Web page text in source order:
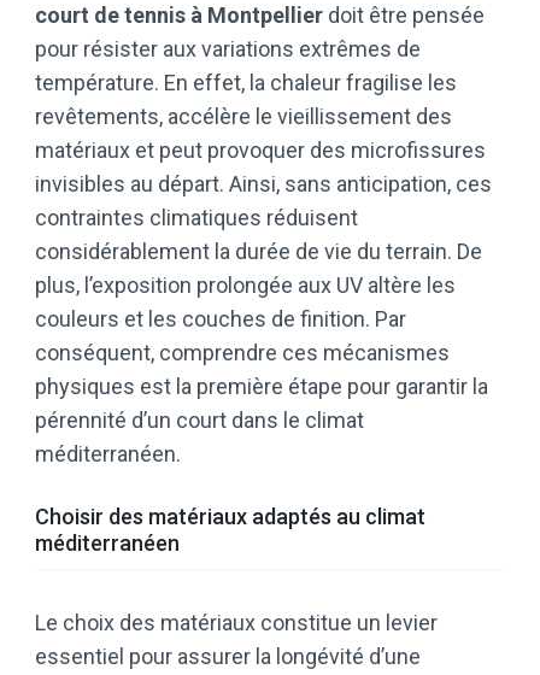
court de tennis à Montpellier doit être pensée
pour résister aux variations extrêmes de
température. En effet, la chaleur fragilise les
revêtements, accélère le vieillissement des
matériaux et peut provoquer des microfissures
invisibles au départ. Ainsi, sans anticipation, ces
contraintes climatiques réduisent
considérablement la durée de vie du terrain. De
plus, l’exposition prolongée aux UV altère les
couleurs et les couches de finition. Par
conséquent, comprendre ces mécanismes
physiques est la première étape pour garantir la
pérennité d’un court dans le climat
méditerranéen.
Choisir des matériaux adaptés au climat
méditerranéen
Le choix des matériaux constitue un levier
essentiel pour assurer la longévité d’une